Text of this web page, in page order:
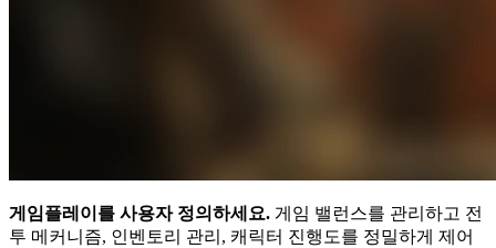
게임플레이를 사용자 정의하세요. 게임 밸런스를 관리하고 전
투 메커니즘, 인벤토리 관리, 캐릭터 진행도를 정밀하게 제어